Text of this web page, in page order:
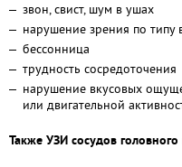
звон, свист, шум в ушах
нарушение зрения по типу
бессонница
трудность сосредоточения
нарушение вкусовых
или двигательной
Также УЗИ сосудов